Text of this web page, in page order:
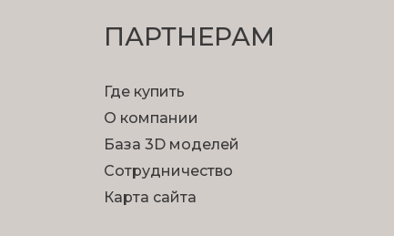
ПАРТНЕРАМ
Где купить
О компании
База 3D моделей
Сотрудничество
Карта сайта